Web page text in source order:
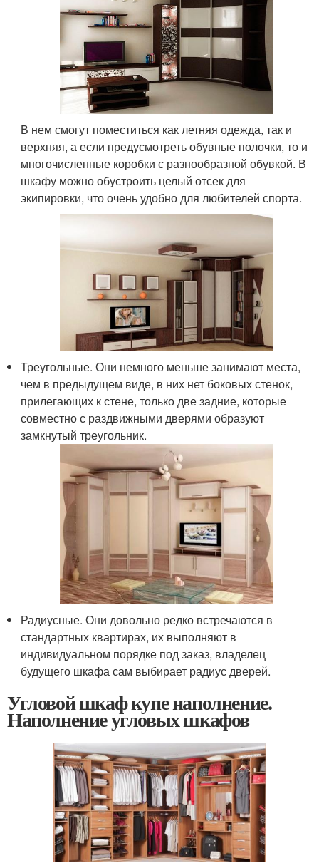
В нем смогут поместиться как летняя одежда, так и
верхняя, а если предусмотреть обувные полочки, то и
многочисленные коробки с разнообразной обувкой. В
шкафу можно обустроить целый отсек для
экипировки, что очень удобно для любителей спорта.
Треугольные. Они немного меньше занимают места,
чем в предыдущем виде, в них нет боковых стенок,
прилегающих к стене, только две задние, которые
совместно с раздвижными дверями образуют
замкнутый треугольник.
Радиусные. Они довольно редко встречаются в
стандартных квартирах, их выполняют в
индивидуальном порядке под заказ, владелец
будущего шкафа сам выбирает радиус дверей.
Угловой шкаф купе наполнение.
Наполнение угловых шкафов